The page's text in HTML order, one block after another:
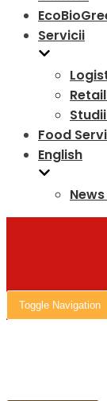
Servicii
Food
English
Toggle Navigation